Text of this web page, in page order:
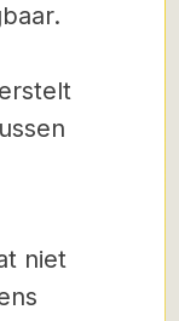
niet